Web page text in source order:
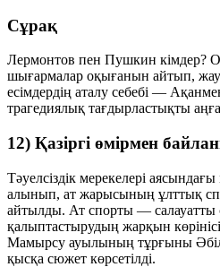
Сұрақ
Лермонтов пен Пушкин кімдер?
шығармалар оқығанын айтып,
есімдердің аталу себебі —
трагедиялық тағдырластықты
12) Қазіргі өмірмен
Тәуелсіздік мерекелері
алынып, ат жарысының ұлттық
айтылды. Ат спорты — салауатты
қалыптастырудың жарқын
Мамырсу ауылының тұрғыны
қысқа сюжет көрсетілді.